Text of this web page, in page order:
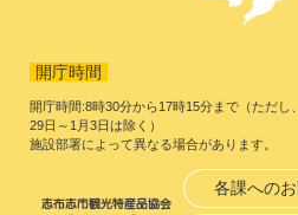
開庁時間
開庁時間:8時30分から17時15分まで（ただし
29日～1月3日は除く）
施設部署によって異なる場合があります。
各課への